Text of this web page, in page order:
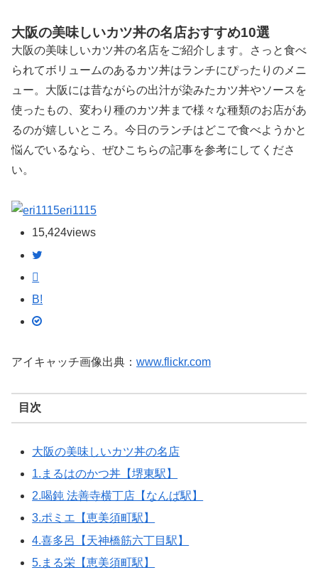
大阪の美味しいカツ丼の名店おすすめ10選
大阪の美味しいカツ丼の名店をご紹介します。さっと食べ
られてボリュームのあるカツ丼はランチにぴったりのメニ
ュー。大阪には昔ながらの出汁が染みたカツ丼やソースを
使ったもの、変わり種のカツ丼まで様々な種類のお店があ
るのが嬉しいところ。今日のランチはどこで食べようかと
悩んでいるなら、ぜひこちらの記事を参考にしてくださ
い。
eri1115
15,424views
B!
アイキャッチ画像出典： www.flickr.com
目次
大阪の美味しいカツ丼の名店
1.まるはのかつ丼【堺東駅】
2.喝鈍 法善寺横丁店【なんば駅】
3.ポミエ【恵美須町駅】
4.喜多呂【天神橋筋六丁目駅】
5.まる栄【恵美須町駅】